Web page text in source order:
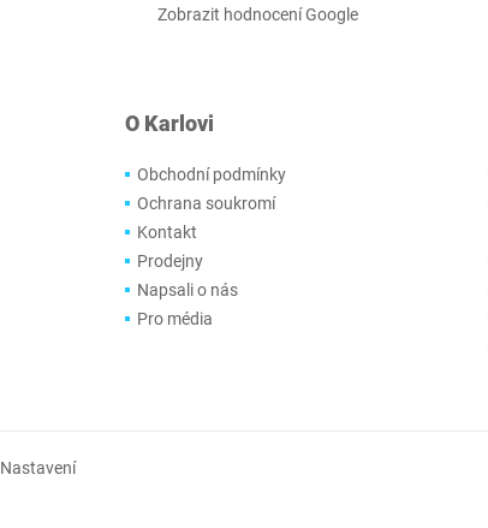
Zobrazit hodnocení Google
O Karlovi
Obchodní podmínky
Ochrana soukromí
Kontakt
Prodejny
Napsali o nás
Pro média
Nastavení